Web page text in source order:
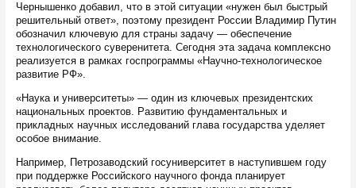
Чернышенко добавил, что в этой ситуации «нужен был быстрый
решительный ответ», поэтому президент России Владимир Путин
обозначил ключевую для страны задачу — обеспечение
технологического суверенитета. Сегодня эта задача комплексно
реализуется в рамках госпрограммы «Научно-технологическое
развитие РФ».
«Наука и университеты» — один из ключевых президентских
национальных проектов. Развитию фундаментальных и
прикладных научных исследований глава государства уделяет
особое внимание.
Например, Петрозаводский госуниверситет в наступившем году
при поддержке Российского научного фонда планирует